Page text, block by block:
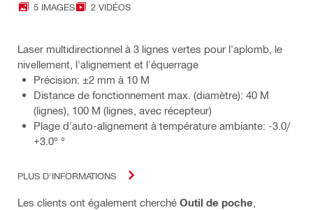
5 IMAGES 2 VIDÉOS
Laser multidirectionnel à 3 lignes vertes pour l'aplomb, le
nivellement, l'alignement et l'équerrage
Précision: ±2 mm à 10 M
Distance de fonctionnement max. (diamètre): 40 M
(lignes), 100 M (lignes, avec récepteur)
Plage d'auto-alignement à température ambiante: -3.0/
+3.0° °
PLUS D'INFORMATIONS
Les clients ont également cherché Outil de poche